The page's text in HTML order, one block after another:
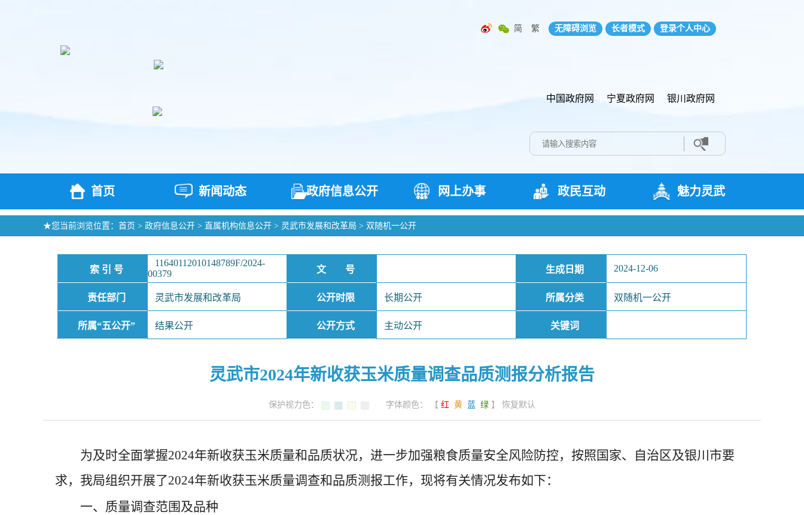
中国政府网 宁夏政府网 银川政府网
简 繁 无障碍浏览 长者模式 登录个人中心
首页 新闻动态 政府信息公开 网上办事 政民互动 魅力灵武
★您当前浏览位置： 首页 > 政府信息公开 > 直属机构信息公开 > 灵武市发展和改革局 > 双随机一公开
索 引 号
11640112010148789F/2024-
00379
文 号 生成日期 2024-12-06
责任部门 灵武市发展和改革局 公开时限 长期公开 所属分类 双随机一公开
所属“五公开” 结果公开 公开方式 主动公开 关键词
灵武市2024年新收获玉米质量调查品质测报分析报告
保护视力色： 字体颜色： 【 红 黄 蓝 绿 】 恢复默认
为及时全面掌握2024年新收获玉米质量和品质状况，进一步加强粮食质量安全风险防控，按照国家、自治区及银川市要
求，我局组织开展了2024年新收获玉米质量调查和品质测报工作，现将有关情况发布如下：
一、质量调查范围及品种